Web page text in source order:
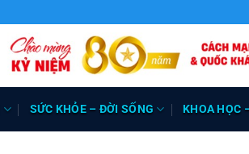
SỨC KHỎE – ĐỜI SỐNG KHOA HỌC